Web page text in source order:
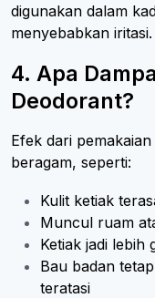
digunakan dalam
menyebabkan iritasi.
4. Apa
Deodorant?
Efek dari
beragam, seperti:
Kulit ketiak
Muncul ruam
Ketiak jadi
Bau badan
teratasi